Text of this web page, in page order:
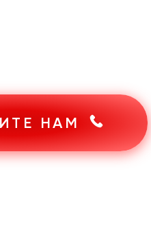
НАМ